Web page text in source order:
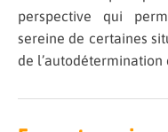
perspective qui
sereine de certaines
de l’autodétermination